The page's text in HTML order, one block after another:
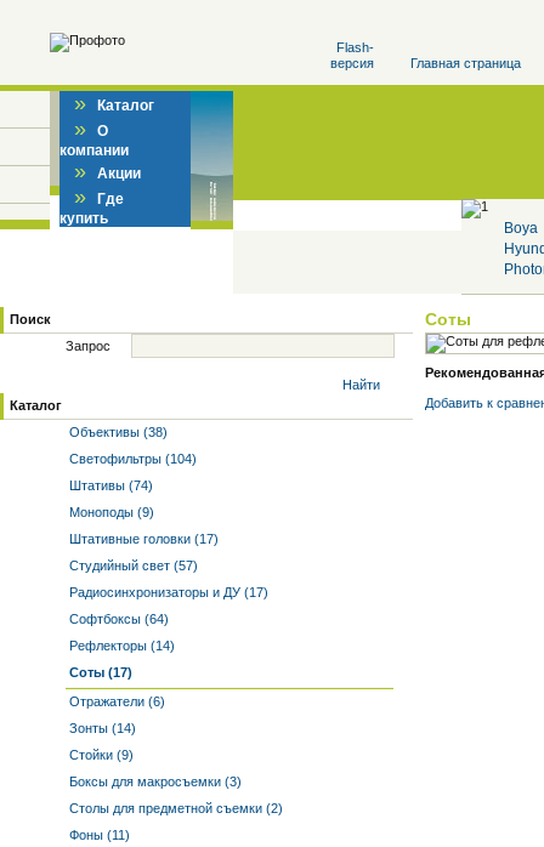
Flash-
версия
Главная страница
» Каталог
» О
компании
» Акции
» Где
купить
Boya
Поиск
Запрос
Найти
Каталог
Объективы (38)
Светофильтры (104)
Штативы (74)
Моноподы (9)
Штативные головки (17)
Студийный свет (57)
Радиосинхронизаторы и ДУ (17)
Софтбоксы (64)
Рефлекторы (14)
Соты (17)
Отражатели (6)
Зонты (14)
Стойки (9)
Боксы для макросъемки (3)
Столы для предметной съемки (2)
Фоны (11)
Соты
Добавить к